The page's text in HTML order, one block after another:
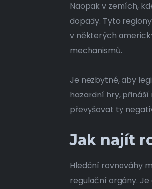
Naopak v zemích,
dopady. Tyto
v některých
mechanismů.
Je nezbytné, aby
hazardní hry, přináší
převyšovat ty
Jak najít
Hledání rovnováhy
regulační orgány.